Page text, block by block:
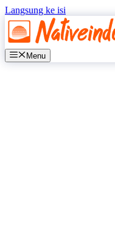
Langsung ke isi
Menu